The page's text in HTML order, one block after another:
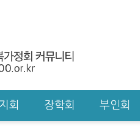
회 장학회 부인회